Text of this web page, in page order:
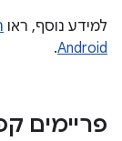
למידע נוסף, ראו
Android
.
פריימים